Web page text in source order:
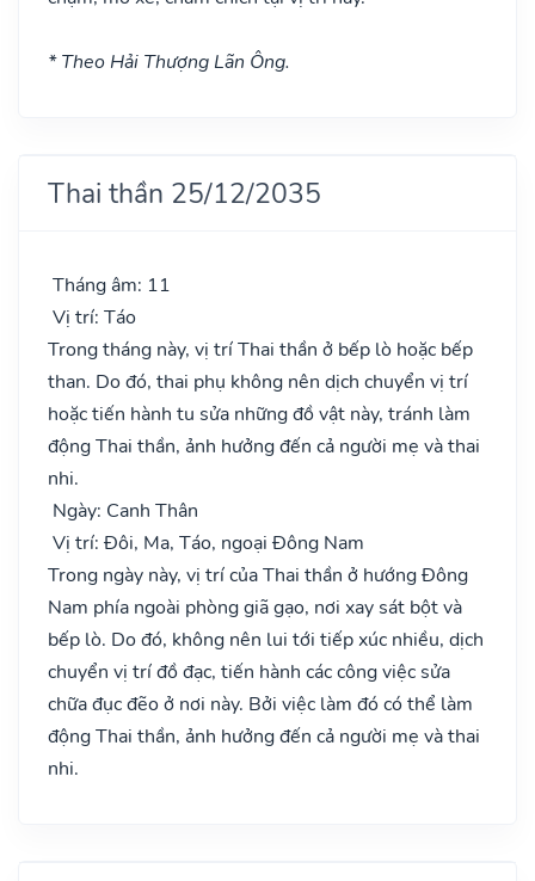
* Theo Hải Thượng Lãn Ông.
Thai thần 25/12/2035
Tháng âm: 11
Vị trí: Táo
Trong tháng này, vị trí Thai thần ở bếp lò hoặc bếp
than. Do đó, thai phụ không nên dịch chuyển vị trí
hoặc tiến hành tu sửa những đồ vật này, tránh làm
động Thai thần, ảnh hưởng đến cả người mẹ và thai
nhi.
Ngày: Canh Thân
Vị trí: Đôi, Ma, Táo, ngoại Đông Nam
Trong ngày này, vị trí của Thai thần ở hướng Đông
Nam phía ngoài phòng giã gạo, nơi xay sát bột và
bếp lò. Do đó, không nên lui tới tiếp xúc nhiều, dịch
chuyển vị trí đồ đạc, tiến hành các công việc sửa
chữa đục đẽo ở nơi này. Bởi việc làm đó có thể làm
động Thai thần, ảnh hưởng đến cả người mẹ và thai
nhi.